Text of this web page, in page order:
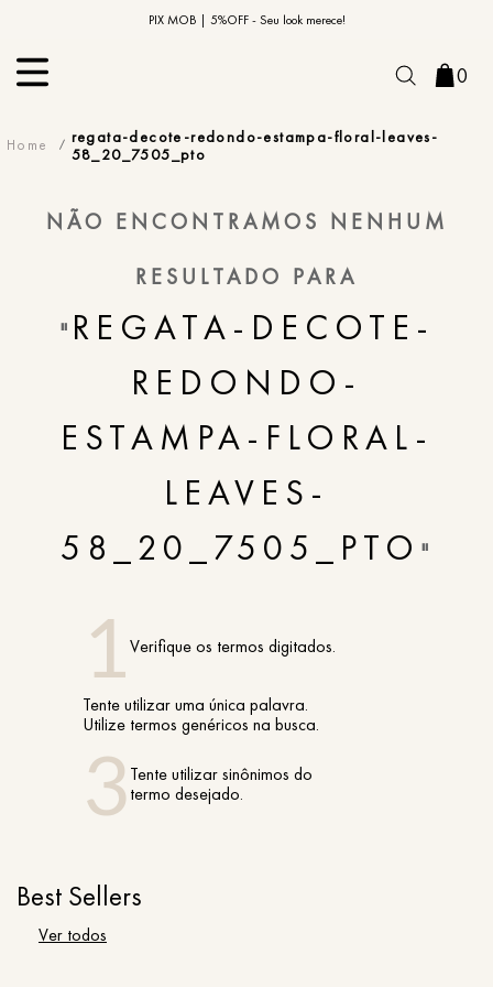
PIX MOB | 5%OFF - Seu look merece!
10% OFF na primeira compra | Cupom: BEMVINDO10*
0
regata-decote-redondo-estampa-floral-leaves-
58_20_7505_pto
NÃO ENCONTRAMOS NENHUM
RESULTADO PARA
" REGATA-DECOTE-
REDONDO-
ESTAMPA-FLORAL-
LEAVES-
58_20_7505_PTO "
Verifique os termos digitados.
Tente utilizar uma única palavra.
Utilize termos genéricos na busca.
Tente utilizar sinônimos do
termo desejado.
Best Sellers
Ver todos